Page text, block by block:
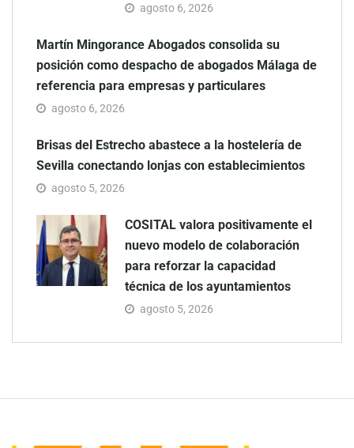
agosto 6, 2026
Martín Mingorance Abogados consolida su
posición como despacho de abogados Málaga de
referencia para empresas y particulares
agosto 6, 2026
Brisas del Estrecho abastece a la hostelería de
Sevilla conectando lonjas con establecimientos
agosto 5, 2026
COSITAL valora positivamente el
nuevo modelo de colaboración
para reforzar la capacidad
técnica de los ayuntamientos
agosto 5, 2026